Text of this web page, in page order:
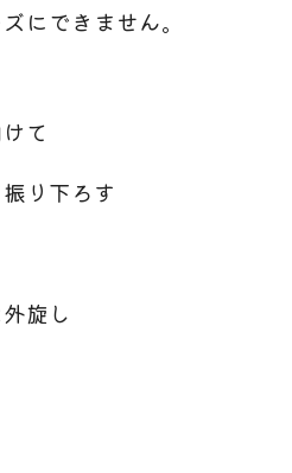
にできません。
て
り下ろす
旋し